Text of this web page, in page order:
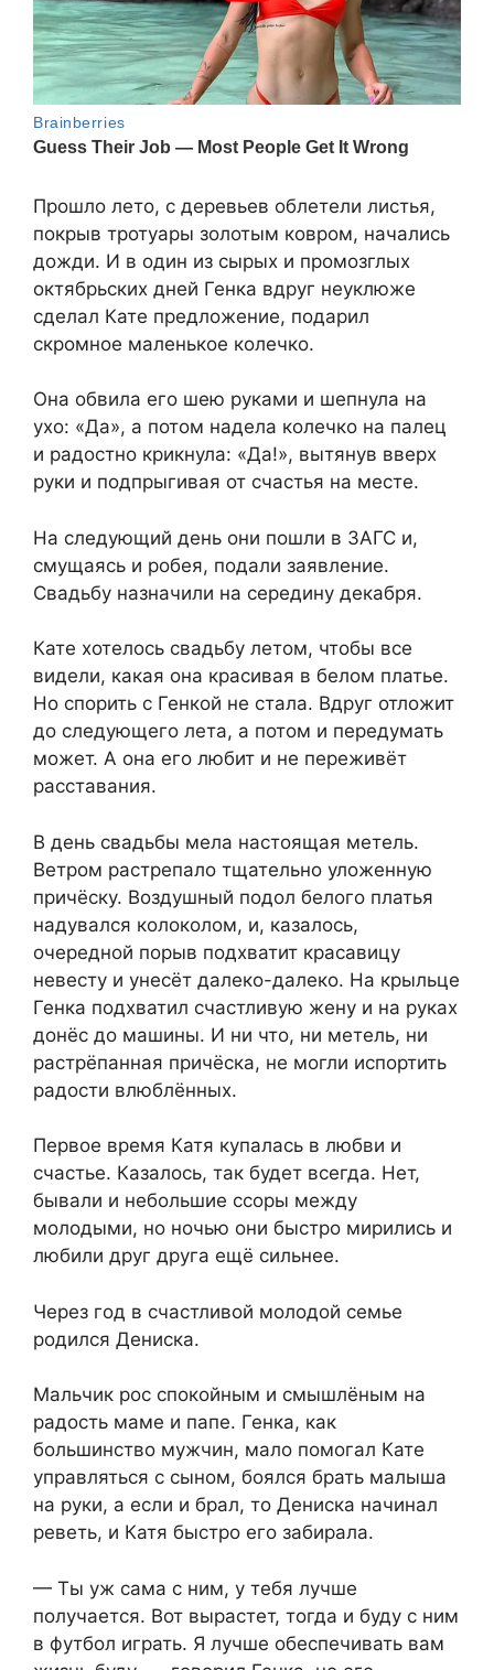
Прошло лето, с деревьев облетели листья,
покрыв тротуары золотым ковром, начались
дожди. И в один из сырых и промозглых
октябрьских дней Генка вдруг неуклюже
сделал Кате предложение, подарил
скромное маленькое колечко.
Она обвила его шею руками и шепнула на
ухо: «Да», а потом надела колечко на палец
и радостно крикнула: «Да!», вытянув вверх
руки и подпрыгивая от счастья на месте.
На следующий день они пошли в ЗАГС и,
смущаясь и робея, подали заявление.
Свадьбу назначили на середину декабря.
Кате хотелось свадьбу летом, чтобы все
видели, какая она красивая в белом платье.
Но спорить с Генкой не стала. Вдруг отложит
до следующего лета, а потом и передумать
может. А она его любит и не переживёт
расставания.
В день свадьбы мела настоящая метель.
Ветром растрепало тщательно уложенную
причёску. Воздушный подол белого платья
надувался колоколом, и, казалось,
очередной порыв подхватит красавицу
невесту и унесёт далеко-далеко. На крыльце
Генка подхватил счастливую жену и на руках
донёс до машины. И ни что, ни метель, ни
растрёпанная причёска, не могли испортить
радости влюблённых.
Первое время Катя купалась в любви и
счастье. Казалось, так будет всегда. Нет,
бывали и небольшие ссоры между
молодыми, но ночью они быстро мирились и
любили друг друга ещё сильнее.
Через год в счастливой молодой семье
родился Дениска.
Мальчик рос спокойным и смышлёным на
радость маме и папе. Генка, как
большинство мужчин, мало помогал Кате
управляться с сыном, боялся брать малыша
на руки, а если и брал, то Дениска начинал
реветь, и Катя быстро его забирала.
— Ты уж сама с ним, у тебя лучше
получается. Вот вырастет, тогда и буду с ним
в футбол играть. Я лучше обеспечивать вам